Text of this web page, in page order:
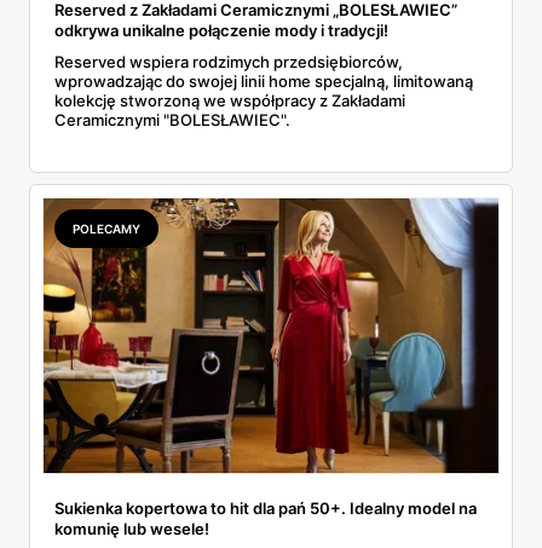
Reserved z Zakładami Ceramicznymi „BOLESŁAWIEC”
odkrywa unikalne połączenie mody i tradycji!
Reserved wspiera rodzimych przedsiębiorców,
wprowadzając do swojej linii home specjalną, limitowaną
kolekcję stworzoną we współpracy z Zakładami
Ceramicznymi "BOLESŁAWIEC".
POLECAMY
Sukienka kopertowa to hit dla pań 50+. Idealny model na
komunię lub wesele!